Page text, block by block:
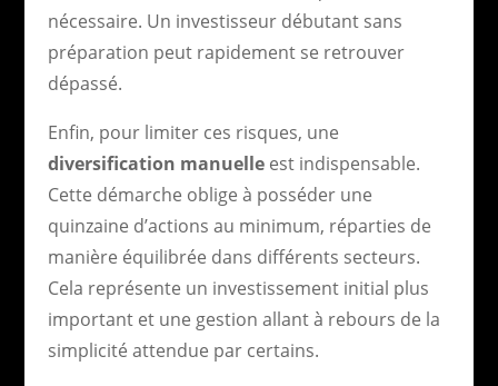
nécessaire. Un investisseur débutant sans
préparation peut rapidement se retrouver
dépassé.
Enfin, pour limiter ces risques, une
diversification manuelleest indispensable.
Cette démarche oblige à posséder une
quinzaine d’actions au minimum, réparties de
manière équilibrée dans différents secteurs.
Cela représente un investissement initial plus
important et une gestion allant à rebours de la
simplicité attendue par certains.